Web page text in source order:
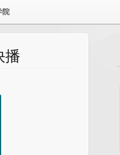
院
播